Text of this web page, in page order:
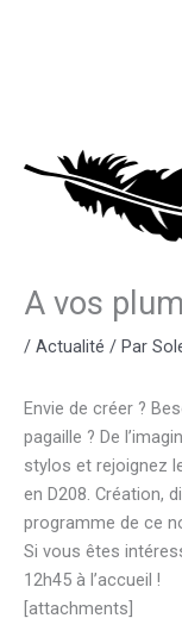
A vos
/ Actualité / Par
Envie de créer ?
pagaille ? De
stylos et rejoignez
en D208. Création,
programme de ce
Si vous êtes
12h45 à l’accueil !
[attachments]